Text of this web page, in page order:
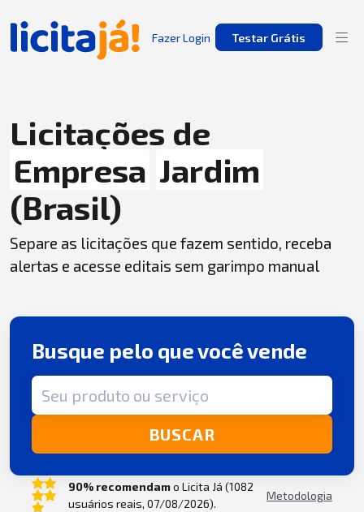
Fazer Login Testar Grátis
Licitações de
Empresa Jardim
(Brasil)
Separe as licitações que fazem sentido, receba
alertas e acesse editais sem garimpo manual
Busque pelo que você vende
Termo de busca
BUSCAR
90% recomendamo Licita Já (1082
usuários reais, 07/08/2026).
Metodologia